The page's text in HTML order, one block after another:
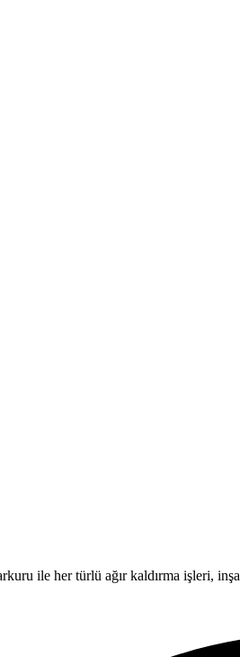
ile her türlü ağır kaldırma işleri,